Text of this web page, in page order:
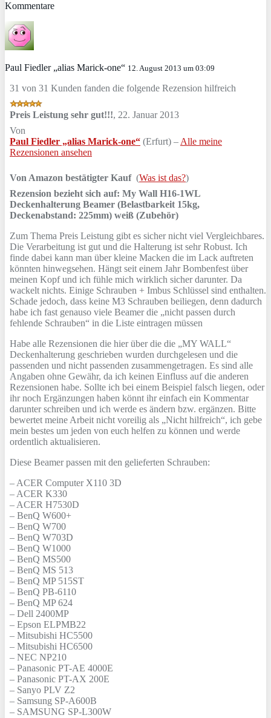
Kommentare
Paul Fiedler „alias Marick-one“ 12. August 2013 um 03:09
31 von 31 Kunden fanden die folgende Rezension hilfreich
Preis Leistung sehr gut!!!, 22. Januar 2013
Von
Paul Fiedler „alias Marick-one“ (Erfurt) – Alle meine
Rezensionen ansehen
Von Amazon bestätigter Kauf (Was ist das?)
Rezension bezieht sich auf: My Wall H16-1WL
Deckenhalterung Beamer (Belastbarkeit 15kg,
Deckenabstand: 225mm) weiß (Zubehör)
Zum Thema Preis Leistung gibt es sicher nicht viel Vergleichbares.
Die Verarbeitung ist gut und die Halterung ist sehr Robust. Ich
finde dabei kann man über kleine Macken die im Lack auftreten
könnten hinwegsehen. Hängt seit einem Jahr Bombenfest über
meinen Kopf und ich fühle mich wirklich sicher darunter. Da
wackelt nichts. Einige Schrauben + Imbus Schlüssel sind enthalten.
Schade jedoch, dass keine M3 Schrauben beiliegen, denn dadurch
habe ich fast genauso viele Beamer die „nicht passen durch
fehlende Schrauben“ in die Liste eintragen müssen
Habe alle Rezensionen die hier über die die „MY WALL“
Deckenhalterung geschrieben wurden durchgelesen und die
passenden und nicht passenden zusammengetragen. Es sind alle
Angaben ohne Gewähr, da ich keinen Einfluss auf die anderen
Rezensionen habe. Sollte ich bei einem Beispiel falsch liegen, oder
ihr noch Ergänzungen haben könnt ihr einfach ein Kommentar
darunter schreiben und ich werde es ändern bzw. ergänzen. Bitte
bewertet meine Arbeit nicht voreilig als „Nicht hilfreich“, ich gebe
mein bestes um jeden von euch helfen zu können und werde
ordentlich aktualisieren.
Diese Beamer passen mit den gelieferten Schrauben:
– ACER Computer X110 3D
– ACER K330
– ACER H7530D
– BenQ W600+
– BenQ W700
– BenQ W703D
– BenQ W1000
– BenQ MS500
– BenQ MS 513
– BenQ MP 515ST
– BenQ PB-6110
– BenQ MP 624
– Dell 2400MP
– Epson ELPMB22
– Mitsubishi HC5500
– Mitsubishi HC6500
– NEC NP210
– Panasonic PT-AE 4000E
– Panasonic PT-AX 200E
– Sanyo PLV Z2
– Samsung SP-A600B
– SAMSUNG SP-L300W